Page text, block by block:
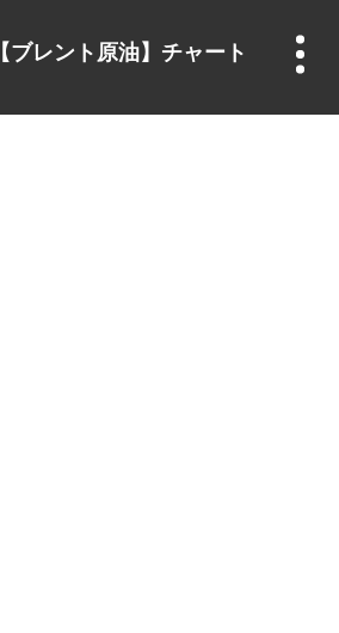
【ブレント原油】チャート